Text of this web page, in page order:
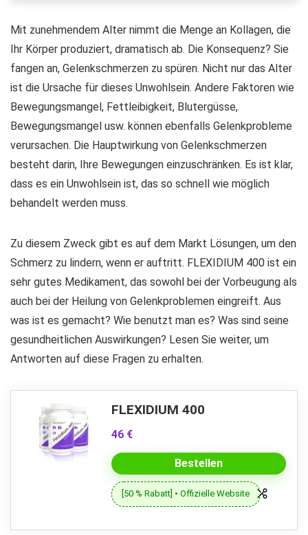
Mit zunehmendem Alter nimmt die Menge an Kollagen, die
Ihr Körper produziert, dramatisch ab. Die Konsequenz? Sie
fangen an, Gelenkschmerzen zu spüren. Nicht nur das Alter
ist die Ursache für dieses Unwohlsein. Andere Faktoren wie
Bewegungsmangel, Fettleibigkeit, Blutergüsse,
Bewegungsmangel usw. können ebenfalls Gelenkprobleme
verursachen. Die Hauptwirkung von Gelenkschmerzen
besteht darin, Ihre Bewegungen einzuschränken. Es ist klar,
dass es ein Unwohlsein ist, das so schnell wie möglich
behandelt werden muss.
Zu diesem Zweck gibt es auf dem Markt Lösungen, um den
Schmerz zu lindern, wenn er auftritt. FLEXIDIUM 400 ist ein
sehr gutes Medikament, das sowohl bei der Vorbeugung als
auch bei der Heilung von Gelenkproblemen eingreift. Aus
was ist es gemacht? Wie benutzt man es? Was sind seine
gesundheitlichen Auswirkungen? Lesen Sie weiter, um
Antworten auf diese Fragen zu erhalten.
FLEXIDIUM 400
46 €
Bestellen
[50 % Rabatt] • Offizielle Website